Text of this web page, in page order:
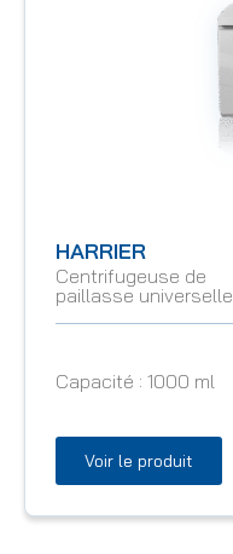
HARRIER
Centrifugeuse de
paillasse universelle
Capacité : 1000 ml
Voir le produit